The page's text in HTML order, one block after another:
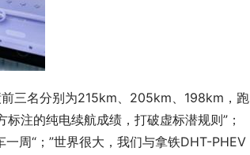
三名分别为215km、205km、198km，跑
注的纯电续航成绩，打破虚标潜规则”；
周“；”世界很大，我们与拿铁DHT-PHEV